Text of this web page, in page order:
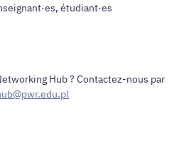
étudiant·es
Hub ? Contactez-nous par